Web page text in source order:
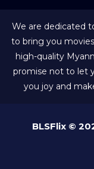
We are dedicated
to bring you
high-quality
promise not to let
you joy and
BLSFlix ©